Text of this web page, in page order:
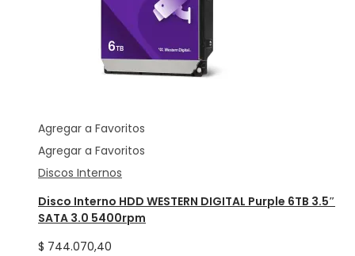
Agregar a Favoritos
Agregar a Favoritos
Discos Internos
Disco Interno HDD WESTERN DIGITAL Purple 6TB 3.5″
SATA 3.0 5400rpm
$ 744.070,40